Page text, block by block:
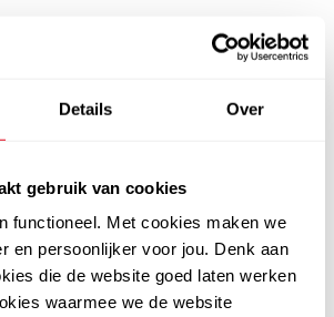
Details Over
gebruik van cookies
functioneel. Met cookies maken we
en persoonlijker voor jou. Denk aan
die de website goed laten werken
waarmee we de website